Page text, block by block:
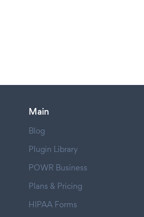
Main
Blog
Plugin Library
POWR Business
Plans & Pricing
HIPAA Forms